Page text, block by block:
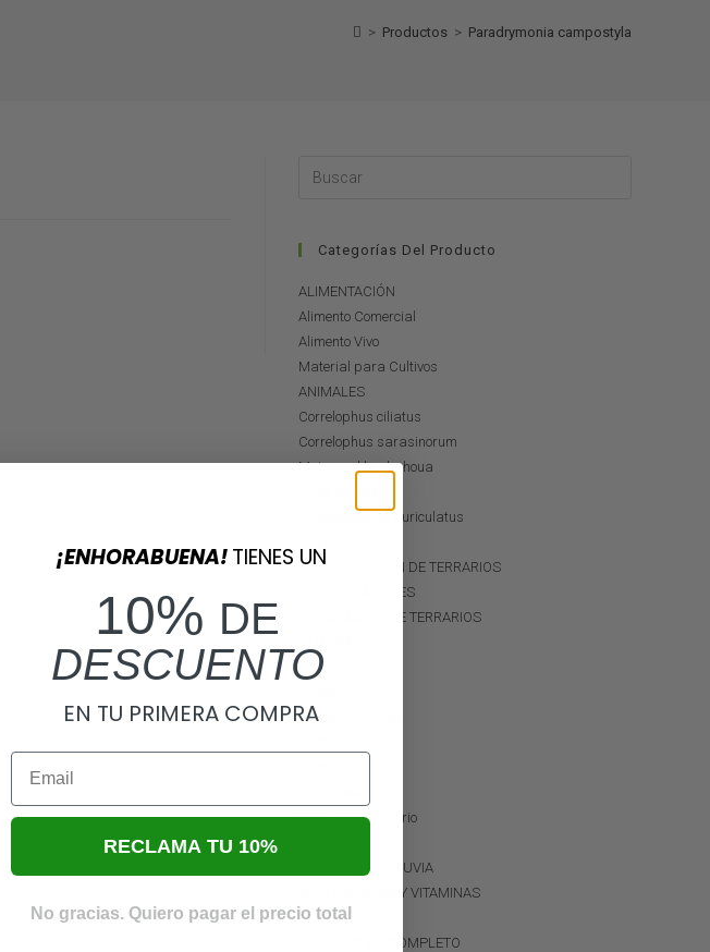
> Productos > Paradrymonia campostyla
Categorías Del Producto
ALIMENTACIÓN
Alimento Comercial
Alimento Vivo
Material para Cultivos
ANIMALES
Correlophus ciliatus
Correlophus sarasinorum
Mniarogekko chahoua
Rhacodactylus auriculatus
CONSTRUCCIÓN DE TERRARIOS
CONTROLADORES
DECORACIÓN DE TERRARIOS
Bombillas
OTRAS COSITAS
Plantas de Terrario
SISTEMAS DE LLUVIA
SUPLEMENTOS Y VITAMINAS
SUSTRATOS
TERRARIO KIT COMPLETO
¡ENHORABUENA! TIENES UN
10% DE
DESCUENTO
EN TU PRIMERA COMPRA
Email
RECLAMA TU 10%
No gracias. Quiero pagar el precio total